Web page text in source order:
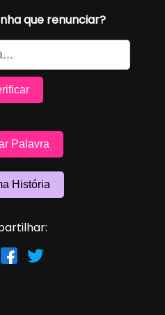
que renunciar?
Palavra
História